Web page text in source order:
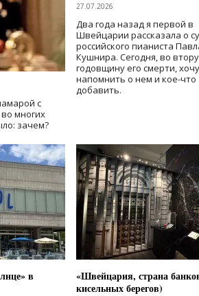
с
многих
зачем?
27.07.2026
Два года назад я первой в
Швейцарии рассказала о
российского пианиста
Кушнира. Сегодня, во
годовщину его смерти, хочу
напомнить о нем и кое-что
добавить.
в
«Швейцария, страна
кисельных берегов)